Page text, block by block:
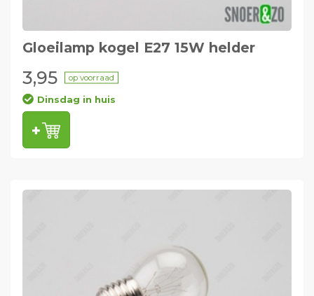
Gloeilamp kogel E27 15W helder
3,95 op voorraad
Dinsdag in huis